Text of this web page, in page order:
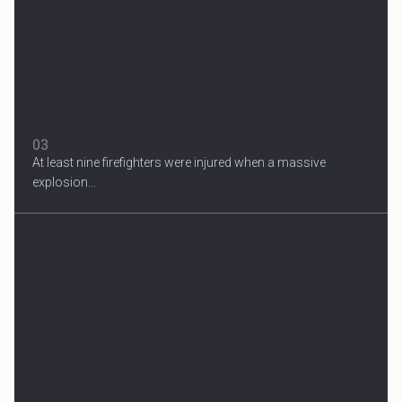
03
At least nine firefighters were injured when a massive
explosion...